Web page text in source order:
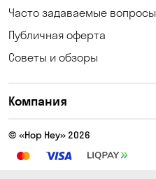
Часто задаваемые вопросы
Публичная оферта
Советы и обзоры
Компания
© «Hop Hey» 2026